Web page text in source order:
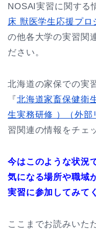
NOSAI実習に関する
床 獣医学生応援プロ
の他各大学の実習関
ださい。
北海道の家保での実
『北海道家畜保健衛
生実務研修 ）（外部
習関連の情報をチェ
今はこのような状況
気になる場所や職域
実習に参加してみて
ここまでお読みいた